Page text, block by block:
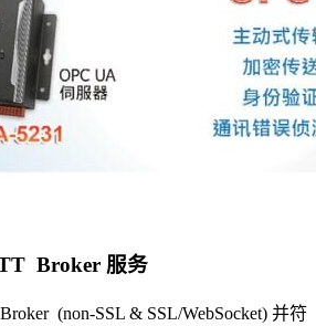
Broker 服务
(non-SSL & SSL/WebSocket) 并符